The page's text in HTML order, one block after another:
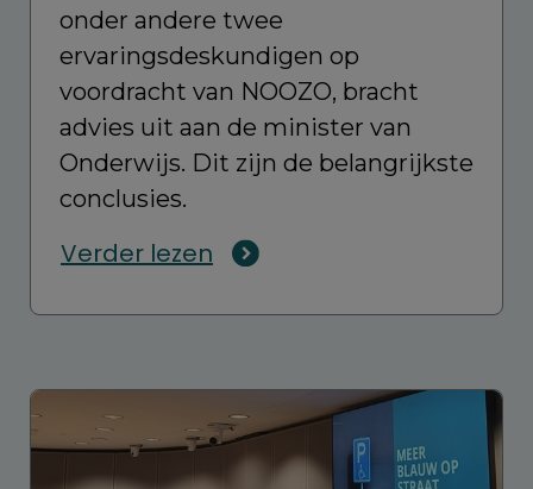
onder andere twee
ervaringsdeskundigen op
voordracht van NOOZO, bracht
advies uit aan de minister van
Onderwijs. Dit zijn de belangrijkste
conclusies.
Verder lezen